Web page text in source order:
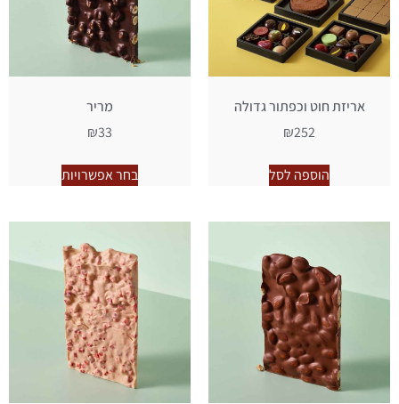
אריזת חוט וכפתור גדולה
₪252
הוספה לסל
מריר
₪33
בחר אפשרויות